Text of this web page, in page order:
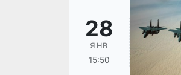
28
ЯНВ
15:50